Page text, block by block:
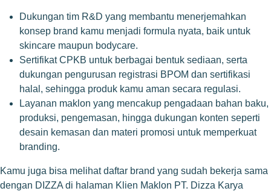
Dukungan tim R&D yang membantu menerjemahkan
konsep brand kamu menjadi formula nyata, baik untuk
skincare maupun bodycare.
Sertifikat CPKB untuk berbagai bentuk sediaan, serta
dukungan pengurusan registrasi BPOM dan sertifikasi
halal, sehingga produk kamu aman secara regulasi.
Layanan maklon yang mencakup pengadaan bahan baku,
produksi, pengemasan, hingga dukungan konten seperti
desain kemasan dan materi promosi untuk memperkuat
branding.
Kamu juga bisa melihat daftar brand yang sudah bekerja sama
dengan DIZZA di halaman Klien Maklon PT. Dizza Karya